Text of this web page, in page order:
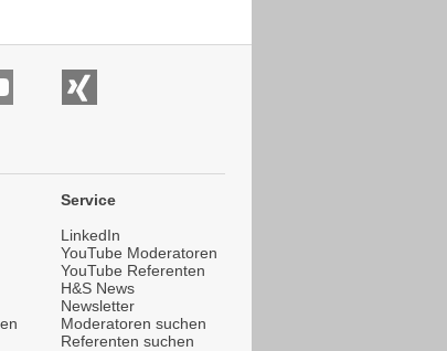
Service
LinkedIn
YouTube Moderatoren
YouTube Referenten
H&S News
Newsletter
Moderatoren suchen
Referenten suchen